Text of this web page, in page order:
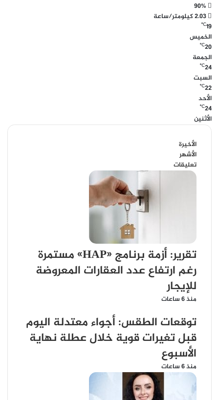
90%
2.03 كيلومتر/ساعة
19
℃
الخميس
20
℃
الجمعة
24
℃
السبت
22
℃
الأحد
24
℃
الأثنين
الأخيرة
الأشهر
تعليقات
تقرير: أزمة برنامج «HAP» مستمرة
رغم ارتفاع عدد العقارات المعروضة
للإيجار
منذ 6 ساعات
توقعات الطقس: أجواء معتدلة اليوم
قبل تغيرات قوية خلال عطلة نهاية
الأسبوع
منذ 6 ساعات